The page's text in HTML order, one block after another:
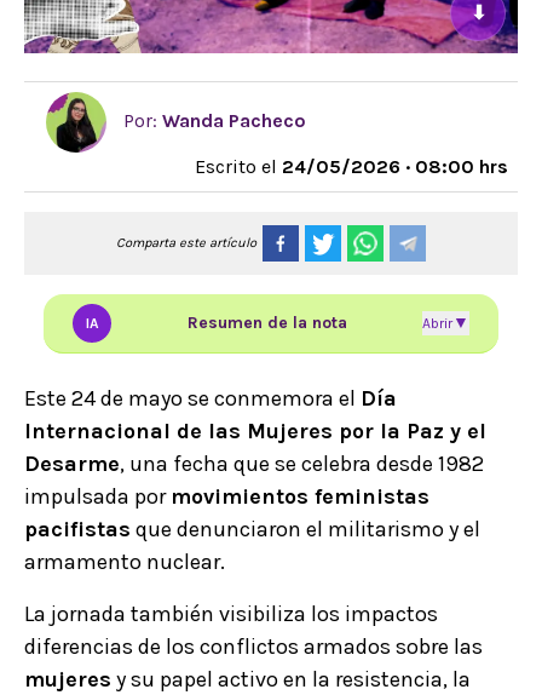
⬇
Por: Wanda Pacheco
Escrito el 24/05/2026 · 08:00 hrs
Comparta este artículo
IA Resumen de la nota Abrir▼
Este 24 de mayo se conmemora el Día
Internacional de las Mujeres por la Paz y el
Desarme, una fecha que se celebra desde 1982
impulsada por movimientos feministas
pacifistas que denunciaron el militarismo y el
armamento nuclear.
La jornada también visibiliza los impactos
diferencias de los conflictos armados sobre las
mujeres y su papel activo en la resistencia, la